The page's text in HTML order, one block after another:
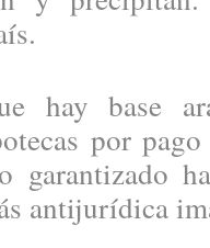
base
por
garantizado
antijurídica